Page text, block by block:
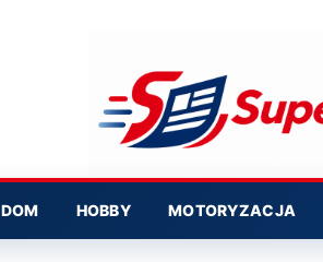
DOM HOBBY MOTORYZACJA